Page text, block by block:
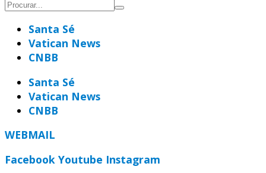
Santa Sé
Vatican News
CNBB
Santa Sé
Vatican News
CNBB
WEBMAIL
Facebook Youtube Instagram